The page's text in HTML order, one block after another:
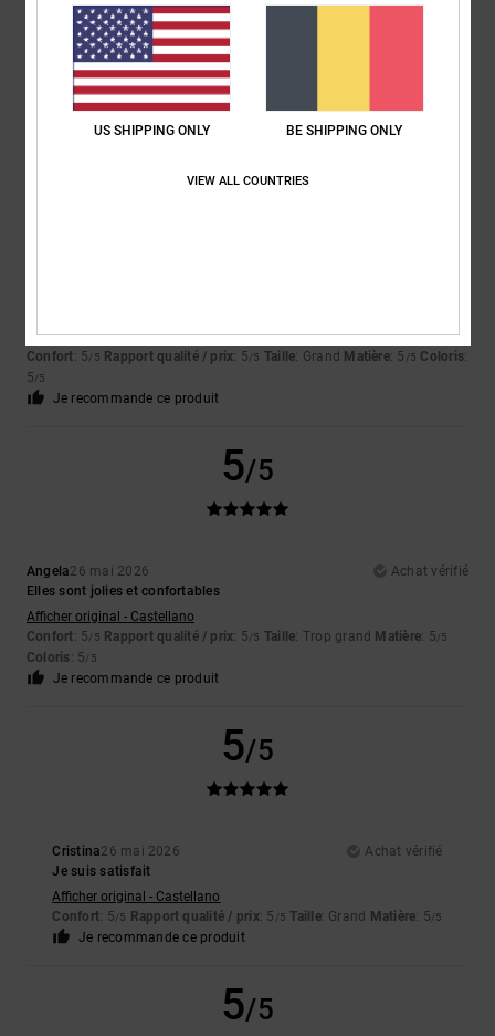
Stephane8 juin 2026
Mon fils adore
Rapport qualité / prix Taille: Taille parfaiteMatière
---
Confort: 5/5 Rapport qualité / prix: 5/5 Taille: Grand Matière: 5 /5 Coloris:
5/5
Je recommande ce produit
5/5
Angela26 mai 2026
Achat vérifié
Elles sont jolies et confortables
Afficher original - Castellano
Confort: 5/5 Rapport qualité / prix: 5/5 Taille: Trop grand Matière: 5/5
Coloris: 5/5
Je recommande ce produit
5/5
Cristina26 mai 2026
Achat vérifié
Je suis satisfait
Afficher original - Castellano
Confort: 5/5 Rapport qualité / prix: 5 /5 Taille: Grand Matière: 5/5
Je recommande ce produit
5/5
US SHIPPING ONLY BE SHIPPING ONLY
VIEW ALL COUNTRIES